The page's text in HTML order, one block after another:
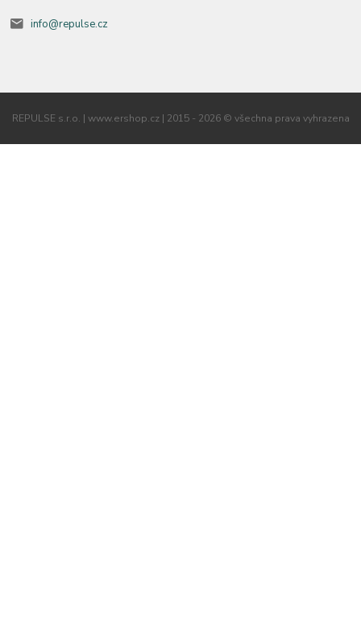
info@repulse.cz
REPULSE s.r.o. | www.ershop.cz | 2015 - 2026 © všechna prava vyhrazena